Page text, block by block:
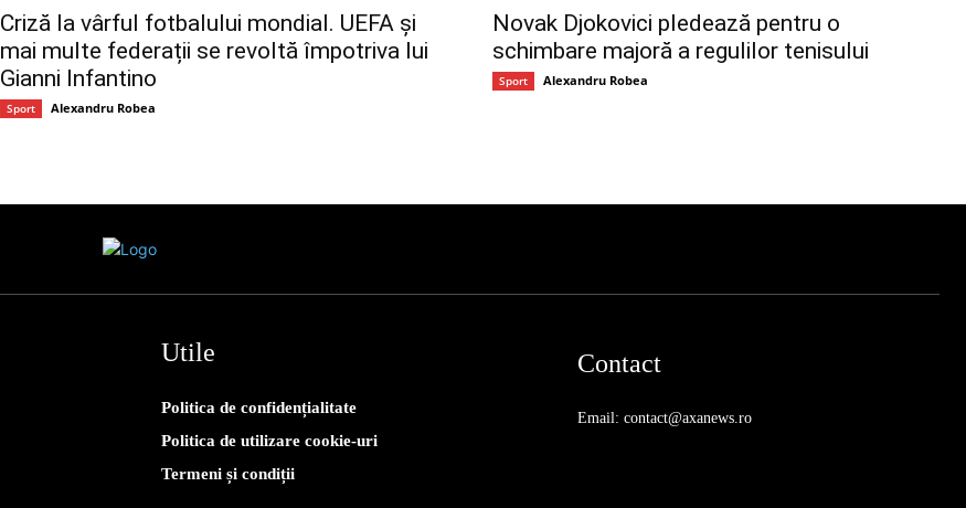
Criză la vârful fotbalului mondial. UEFA și
mai multe federații se revoltă împotriva lui
Gianni Infantino
Sport Alexandru Robea
Novak Djokovici pledează pentru o
schimbare majoră a regulilor tenisului
Sport Alexandru Robea
Utile
Politica de confidențialitate
Politica de utilizare cookie-uri
Termeni și condiții
Contact
Email: contact@axanews.ro